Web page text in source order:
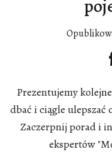
Prezentujemy
dbać i ciągle ulepszać
Zaczerpnij porad i
ekspertów